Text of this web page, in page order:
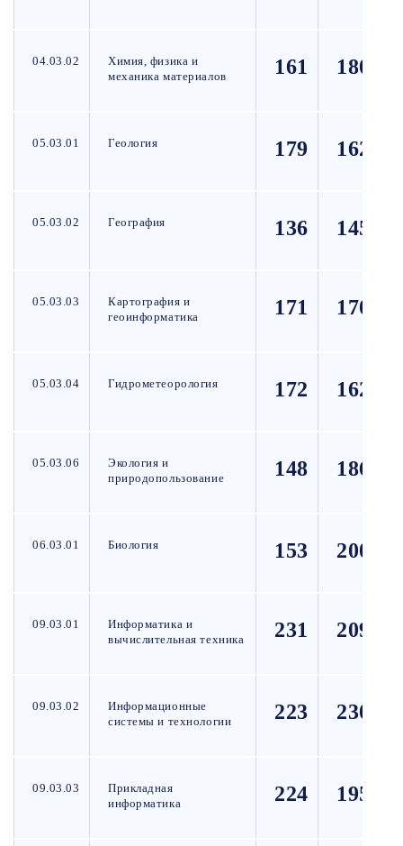
04.03.02
Химия, физика и
механика материалов
161 180
05.03.01 Геология 179 162
05.03.02 География 136 145
05.03.03
Картография и
геоинформатика
171 170
05.03.04 Гидрометеорология 172 162
05.03.06
Экология и
природопользование
148 186
06.03.01 Биология 153 200
09.03.01
Информатика и
вычислительная техника
231 209
09.03.02
Информационные
системы и технологии
223 230
09.03.03
Прикладная
информатика
224 195